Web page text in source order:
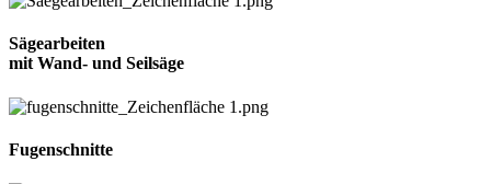
Sägearbeiten
mit Wand- und Seilsäge
Fugenschnitte